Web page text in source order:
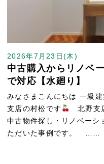
2026年7月23日(木)
中古購入からリノベ
で対応【水廻り】
みなさまこんにちは 一級
支店の村松です
北野支
中古物件探し・リノベーシ
ただいた事例です。 ……